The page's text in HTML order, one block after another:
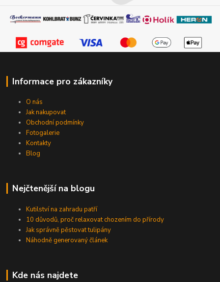
Informace pro zákazníky
O nás
Jak nakupovat
Obchodní podmínky
Fotogalerie
Kontakty
Blog
Nejčtenější na blogu
Kutilství na zahradu patří
10 důvodů, proč relaxovat chozením do přírody
Jak správně pěstovat tulipány
Náhodně generovaný článek
Kde nás najdete